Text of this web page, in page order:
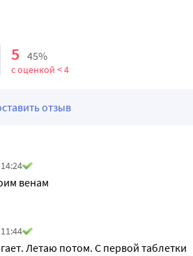
5 45%
с оценкой < 4
отзыв
венам
Летаю потом. С первой таблетки